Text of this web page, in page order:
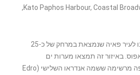
Kato Paphos Harbour, Coastal Broadwalk, Paphos,
בעצירה הרביעית הגענו לעיר פאיה שנמצאת במרחק של כ-25
באיזור זה תמצאו מערות ים
מקסימות וספינה טרופה מרשימה ששמה אנדראו השלישי (Edro